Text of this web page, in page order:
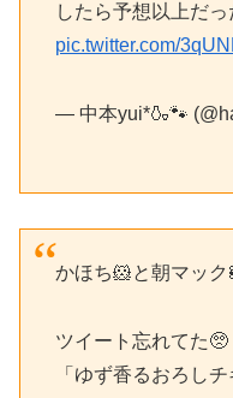
したら予想以上だっ
pic.twitter.com/
— 中本yui*🍶🐾
かほち🐹と朝マック
ツイート忘れてた🥺
「ゆず香るおろし